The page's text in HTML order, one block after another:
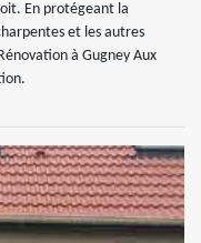
En protégeant la
et les autres
à Gugney Aux